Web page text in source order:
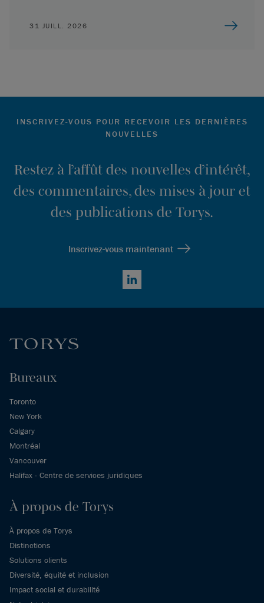
31 JUILL. 2026
INSCRIVEZ-VOUS POUR RECEVOIR LES DERNIÈRES
NOUVELLES
Restez à l’affût des nouvelles d’intérêt,
des commentaires, des mises à jour et
des publications de Torys.
Inscrivez-vous maintenant
LinkedIn
Bureaux
Toronto
New York
Calgary
Montréal
Vancouver
Halifax - Centre de services juridiques
À propos de Torys
À propos de Torys
Distinctions
Solutions clients
Diversité, équité et inclusion
Impact social et durabilité